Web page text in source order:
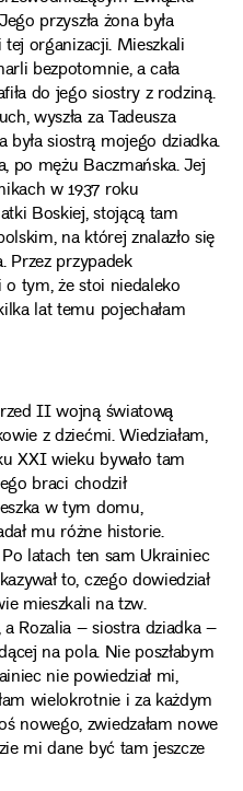
przyszła żona była
tej organizacji. Mieszkali
bezpotomnie, a cała
do jego siostry z rodziną.
wyszła za Tadeusza
siostrą mojego dziadka.
po mężu Baczmańska. Jej
w 1937 roku
Boskiej, stojącą tam
na której znalazło się
Przez przypadek
tym, że stoi niedaleko
lat temu pojechałam
II wojną światową
z dziećmi. Wiedziałam,
XXI wieku bywało tam
braci chodził
w tym domu,
mu różne historie.
Po latach ten sam Ukrainiec
to, czego dowiedział
mieszkali na tzw.
Rozalia – siostra dziadka –
na pola. Nie poszłabym
nie powiedział mi,
wielokrotnie i za każdym
nowego, zwiedzałam nowe
mi dane być tam jeszcze